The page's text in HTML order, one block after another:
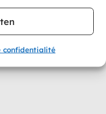
confidentialité